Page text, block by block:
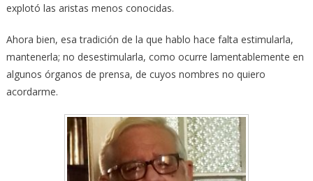
explotó las aristas menos conocidas.
Ahora bien, esa tradición de la que hablo hace falta estimularla,
mantenerla; no desestimularla, como ocurre lamentablemente en
algunos órganos de prensa, de cuyos nombres no quiero
acordarme.